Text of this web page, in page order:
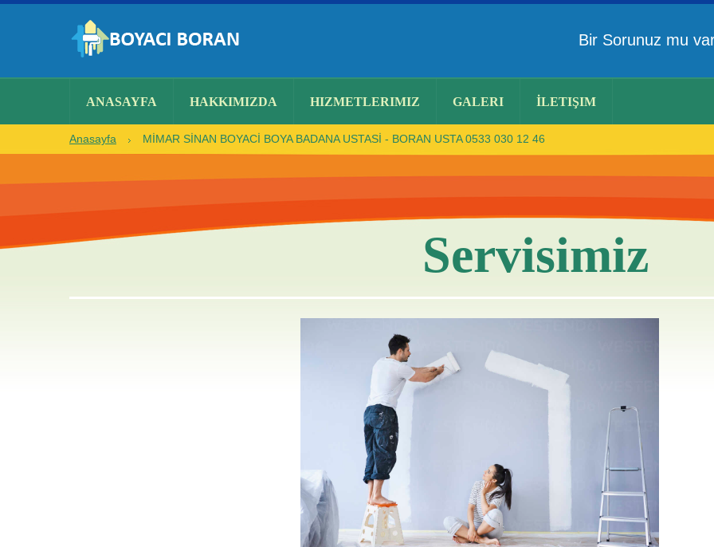
Bir Sorunuz mu
ANASAYFA HAKKIMIZDA HIZMETLERIMIZ GALERI İLETIŞIM
Anasayfa MİMAR SİNAN BOYACİ BOYA BADANA USTASİ - BORAN USTA 0533 030 12 46
Servisimiz